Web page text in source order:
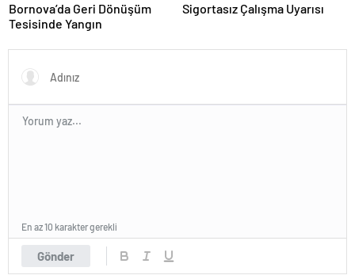
Bornova’da Geri Dönüşüm
Tesisinde Yangın
Sigortasız Çalışma Uyarısı
Gönder
En az 10 karakter gerekli